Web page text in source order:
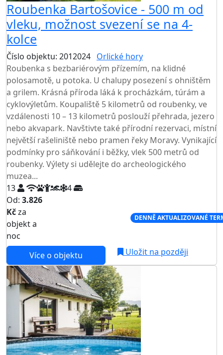
Roubenka Bartošovice - 500 m od
vleku, možnost svezení se na 4-
kolce
Číslo objektu: 2012024 Orlické hory
Roubenka s bezbariérovým přízemím, na klidné
polosamotě, u potoka. U chalupy posezení s ohništěm
a grilem. Krásná příroda láká k procházkám, túrám a
cyklovýletům. Koupaliště 5 kilometrů od roubenky, ve
vzdálenosti 10 – 13 kilometrů poslouží přehrada, jezero
nebo akvapark. Navštivte také přírodní rezervaci, místní
největší rašeliniště nebo pramen řeky Moravy. Vynikající
podmínky pro sáňkování i běžky, vlek 500 metrů od
roubenky. Výlety si udělejte do archeologického
muzea...
13
4
Od: 3.826
Kčza
objekt a
noc
DENNĚ AKTUALIZOVANÉ
Více o objektu Uložit na později